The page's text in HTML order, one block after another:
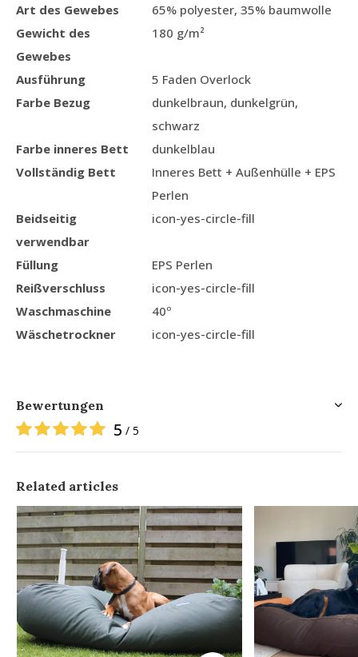
Art des Gewebes
65% polyester, 35% baumwolle
Gewicht des
Gewebes
180 g/m²
Ausführung
5 Faden Overlock
Farbe Bezug
dunkelbraun, dunkelgrün,
schwarz
Farbe inneres Bett
dunkelblau
Vollständig Bett
Inneres Bett + Außenhülle + EPS
Perlen
Beidseitig
verwendbar
icon-yes-circle-fill
Füllung
EPS Perlen
Reißverschluss
icon-yes-circle-fill
Waschmaschine
40º
Wäschetrockner
icon-yes-circle-fill
Bewertungen
5 / 5
Related articles